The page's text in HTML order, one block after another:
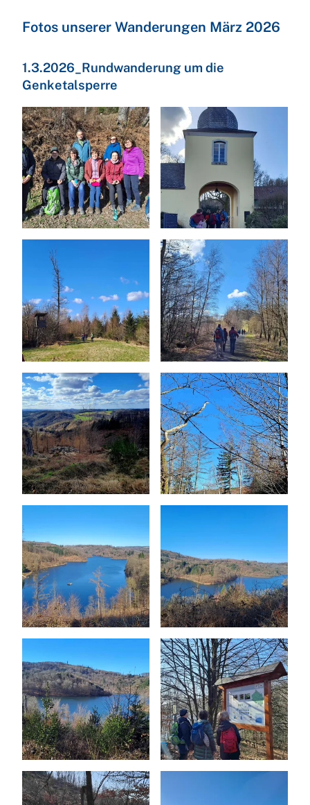
Fotos unserer Wanderungen März 2026
1.3.2026_Rundwanderung um die
Genketalsperre